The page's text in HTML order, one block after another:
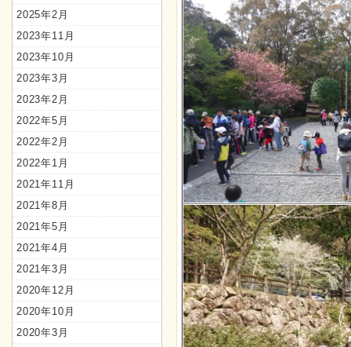
2025年2月
2023年11月
2023年10月
2023年3月
2023年2月
2022年5月
2022年2月
2022年1月
2021年11月
2021年8月
2021年5月
2021年4月
2021年3月
2020年12月
2020年10月
2020年3月